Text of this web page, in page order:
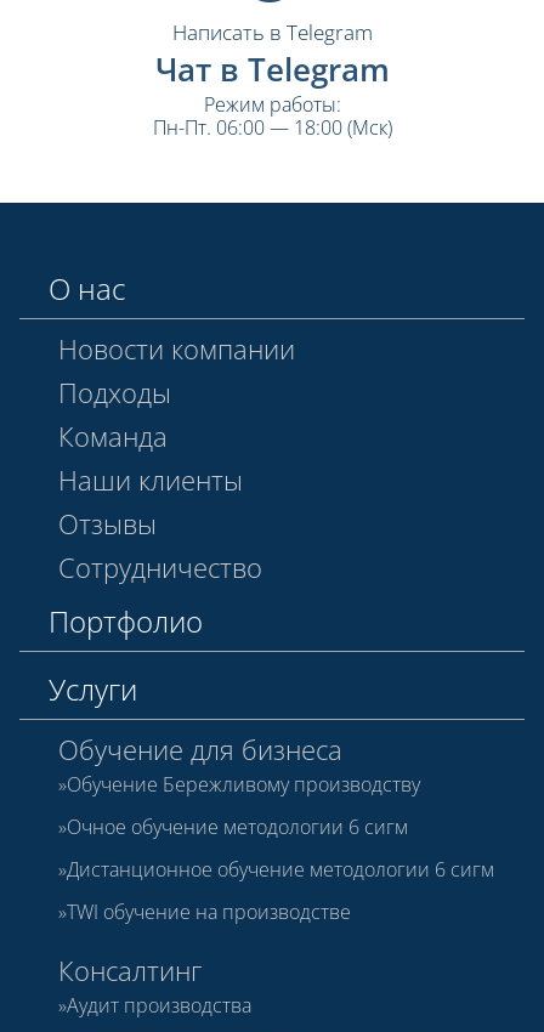
Написать в Telegram
Чат в Telegram
Режим работы:
Пн-Пт. 06:00 — 18:00 (Мск)
О нас
Новости компании
Подходы
Команда
Наши клиенты
Отзывы
Сотрудничество
Портфолио
Услуги
Обучение для бизнеса
Обучение Бережливому производству
Очное обучение методологии 6 сигм
Дистанционное обучение методологии 6 сигм
TWI обучение на производстве
Консалтинг
Аудит производства